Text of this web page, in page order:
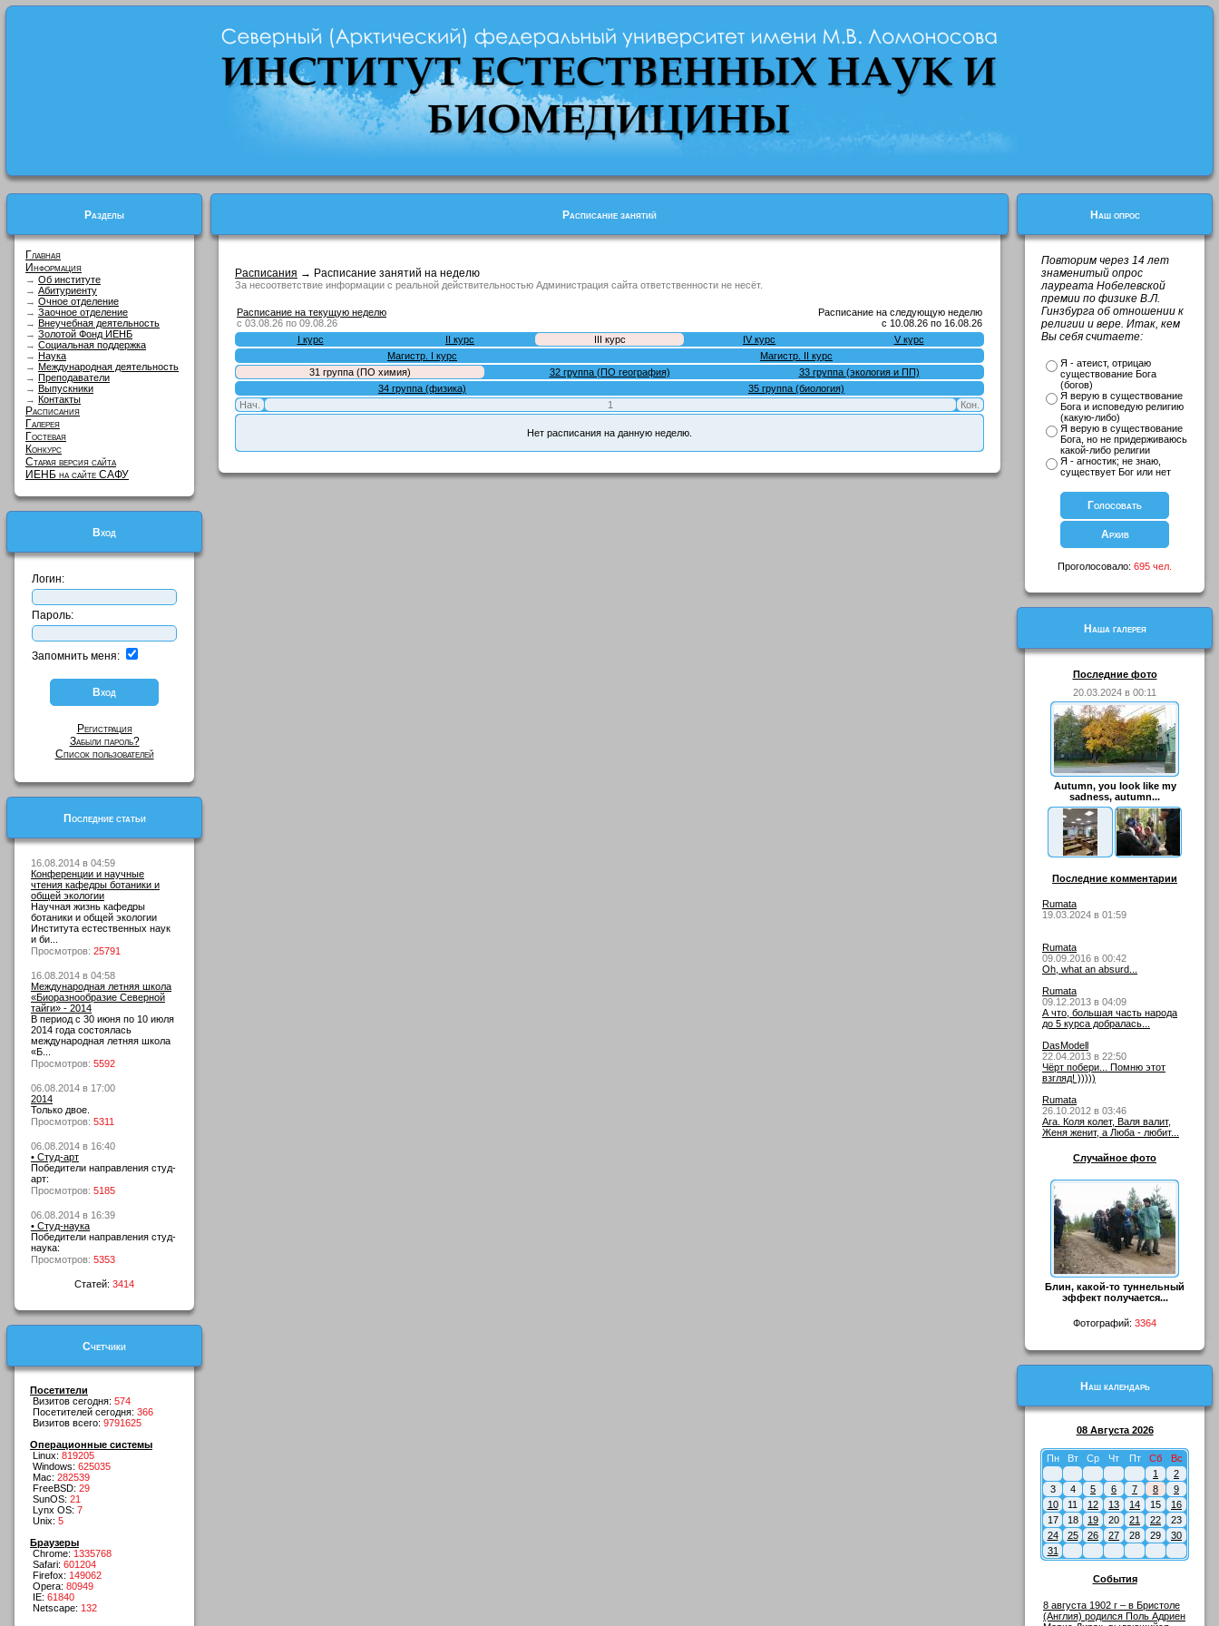
Разделы
Главная
Информация
→ Об институте
→ Абитуриенту
→ Очное отделение
→ Заочное отделение
→ Внеучебная деятельность
→ Золотой Фонд ИЕНБ
→ Социальная поддержка
→ Наука
→ Международная деятельность
→ Преподаватели
→ Выпускники
→ Контакты
Расписания
Галерея
Гостевая
Конкурс
Старая версия сайта
ИЕНБ на сайте САФУ
Вход
Логин:
Пароль:
Запомнить меня:
Регистрация
Забыли пароль?
Список пользователей
Последние статьи
16.08.2014 в 04:59
Конференции и научные
чтения кафедры ботаники и
общей экологии
Научная жизнь кафедры
ботаники и общей экологии
Института естественных наук
и би...
Просмотров: 25791
16.08.2014 в 04:58
Международная летняя школа
«Биоразнообразие Северной
тайги» - 2014
В период с 30 июня по 10 июля
2014 года состоялась
международная летняя школа
«Б...
Просмотров: 5592
06.08.2014 в 17:00
2014
Только двое.
Просмотров: 5311
06.08.2014 в 16:40
• Студ-арт
Победители направления студ-
арт:
Просмотров: 5185
06.08.2014 в 16:39
• Студ-наука
Победители направления студ-
наука:
Просмотров: 5353
Статей: 3414
Счетчики
Посетители
Визитов сегодня: 574
Посетителей сегодня: 366
Визитов всего: 9791625
Операционные системы
Linux: 819205
Windows: 625035
Mac: 282539
FreeBSD: 29
SunOS: 21
Lynx OS: 7
Unix: 5
Браузеры
Chrome: 1335768
Safari: 601204
Firefox: 149062
Opera: 80949
IE: 61840
Netscape: 132
Расписание занятий
Расписания → Расписание занятий на неделю
За несоответствие информации с реальной действительностью Администрация сайта ответственности не несёт.
Расписание на текущую неделю
с 03.08.26 по 09.08.26
Расписание на следующую неделю
с 10.08.26 по 16.08.26
I курс
II курс III курс IV курс
V курс
Магистр. I курс
Магистр. II курс
31 группa (ПО химия)
32 группа (ПО география)
33 группа (экология и ПП)
34 группа (физика)
35 группа (биология)
Нач.
1 Кон.
Нет расписания на данную неделю.
Наш опрос
Повторим через 14 лет
знаменитый опрос
лауреата Нобелевской
премии по физике В.Л.
Гинзбурга об отношении к
религии и вере. Итак, кем
Вы себя считаете:
Я - атеист, отрицаю
существование Бога
(богов)
Я верую в существование
Бога и исповедую религию
(какую-либо)
Я верую в существование
Бога, но не придерживаюсь
какой-либо религии
Я - агностик; не знаю,
существует Бог или нет
Проголосовало: 695 чел.
Наша галерея
Последние фото
20.03.2024 в 00:11
Autumn, you look like my
sadness, autumn...
Последние комментарии
Rumata
19.03.2024 в 01:59
Rumata
09.09.2016 в 00:42
Oh, what an absurd...
Rumata
09.12.2013 в 04:09
А что, большая часть народа
до 5 курса добралась...
DasModell
22.04.2013 в 22:50
Чёрт побери... Помню этот
взгляд! )))))
Rumata
26.10.2012 в 03:46
Ага. Коля колет, Валя валит,
Женя женит, а Люба - любит...
Случайное фото
Блин, какой-то туннельный
эффект получается...
Фотографий: 3364
Наш календарь
08 Августа 2026
Пн Вт Ср Чт Пт Сб
Вс
1
2
3
4 5 6 7 8
9
10
11 12 13 14 15
16
17
18 19 20 21 22
23
24
25 26 27 28 29
30
31
События
8 августа 1902 г – в Бристоле
(Англия) родился Поль Адриен